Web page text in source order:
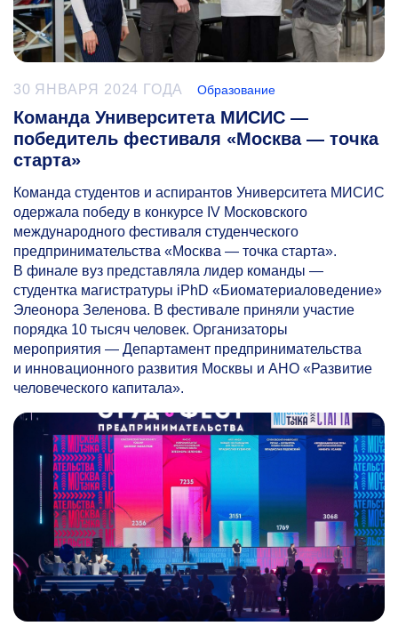
30 ЯНВАРЯ 2024 ГОДА Образование
Команда Университета МИСИС —
победитель фестиваля «Москва — точка
старта»
Команда студентов и аспирантов Университета МИСИС
одержала победу в конкурсе IV Московского
международного фестиваля студенческого
предпринимательства «Москва — точка старта».
В финале вуз представляла лидер команды —
студентка магистратуры iPhD «Биоматериаловедение»
Элеонора Зеленова. В фестивале приняли участие
порядка 10 тысяч человек. Организаторы
мероприятия — Департамент предпринимательства
и инновационного развития Москвы и АНО «Развитие
человеческого капитала».